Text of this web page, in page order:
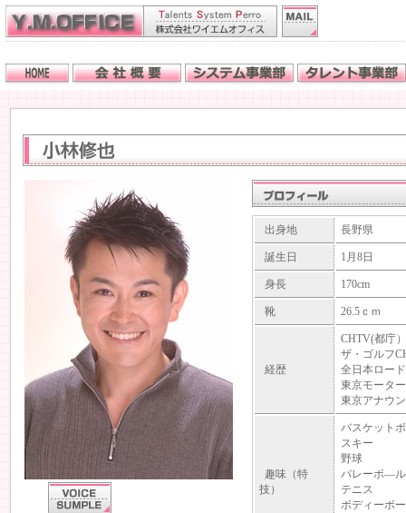
出身地 長野県
誕生日 1月8日
身長 170cm
靴 26.5ｃｍ
経歴
CHTV(都庁
ザ・ゴルフ
全日本ロー
東京モータ
東京アナウ
趣味（特
技）
バスケット
スキー
野球
バレーボ―ル
テニス
ボディーボ